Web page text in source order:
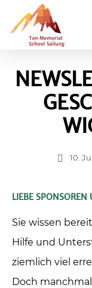
10.
LIEBE SPONSOREN
Sie wissen
Hilfe und
ziemlich viel
Doch